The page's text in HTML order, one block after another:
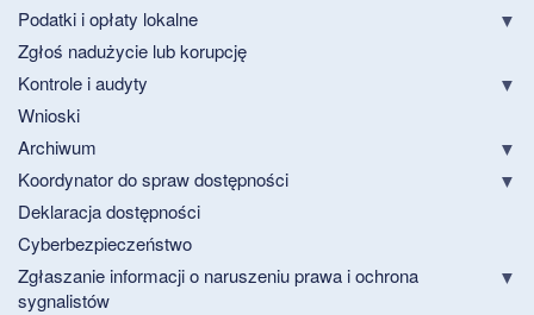
Podatki i opłaty lokalne
Zgłoś nadużycie lub korupcję
Kontrole i audyty
Wnioski
Archiwum
Koordynator do spraw dostępności
Deklaracja dostępności
Cyberbezpieczeństwo
Zgłaszanie informacji o naruszeniu prawa i ochrona
sygnalistów